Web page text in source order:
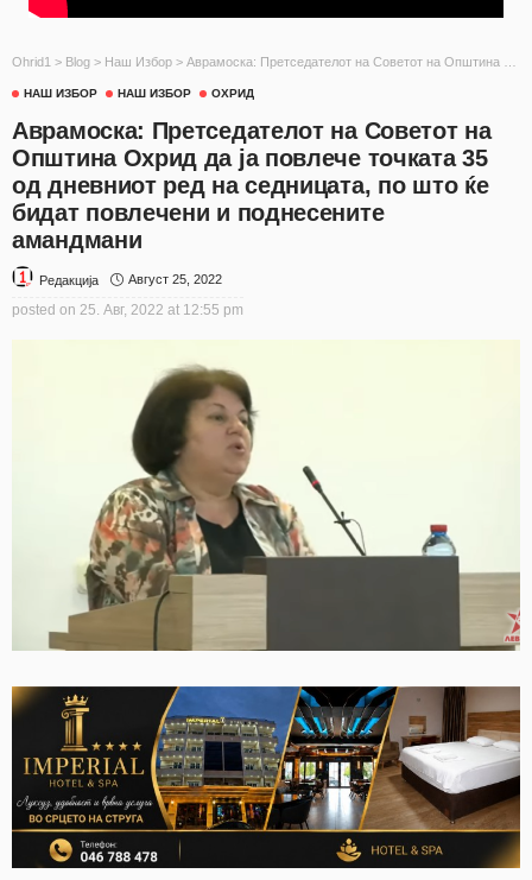
Ohrid1 > Blog > Наш Избор > Аврамоска: Претседателот на Советот на Општина Охрид да ја повлече точката 35 од дневниот ред на седницата, по што ќе бидат повлечени и поднесените амандмани
НАШ ИЗБОР НАШ ИЗБОР ОХРИД
Аврамоска: Претседателот на Советот на
Општина Охрид да ја повлече точката 35
од дневниот ред на седницата, по што ќе
бидат повлечени и поднесените
амандмани
Редакција Август 25, 2022
posted on 25. Авг, 2022 at 12:55 pm